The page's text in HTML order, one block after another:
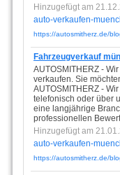
Hinzugefügt am
auto-verkaufen-
https://autosmitherz.de/
Fahrzeugverkauf
AUTOSMITHERZ -
verkaufen. Sie
AUTOSMITHERZ -
telefonisch oder über
eine langjährige
professionellen
Hinzugefügt am
auto-verkaufen-
https://autosmitherz.de/